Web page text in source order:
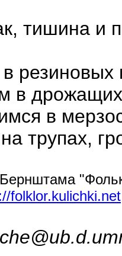
тишина и
резиновых
в
в
трупах,
folklor.kulichki.net